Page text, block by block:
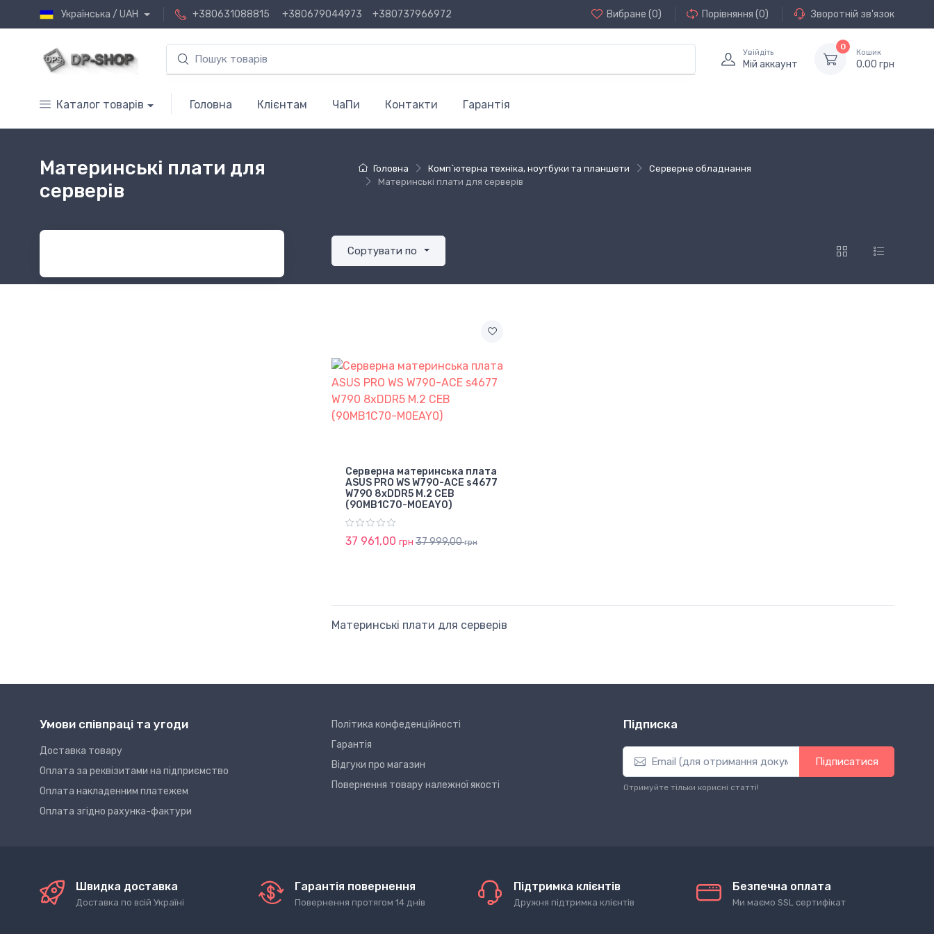
Українська / UAH +380631088815 +380679044973 +380737966972 Вибране (0) Порівняння (0) Зворотній зв'язок
Увійдіть
Мій аккаунт
0
Кошик
0.00 грн
Каталог товарів Головна Клієнтам ЧаПи Контакти Гарантія
Головна Комп`ютерна техніка, ноутбуки та планшети
Серверне обладнання
Материнські плати для серверів
Материнські плати для
серверів
Сортувати по
Серверна материнська плата
ASUS PRO WS W790-ACE s4677
W790 8xDDR5 M.2 CEB
(90MB1C70-M0EAY0)
37 961,00 грн 37 999,00грн
Материнські плати для серверів
Умови співпраці та угоди
Доставка товару
Оплата за реквізитами на підприємство
Оплата накладенним платежем
Оплата згідно рахунка-фактури
Політика конфеденційності
Гарантія
Відгуки про магазин
Повернення товару належної якості
Підписка
Підписатися
Отримуйте тільки корисні статті!
Швидка доставка
Доставка по всій Україні
Гарантія повернення
Повернення протягом 14 днів
Підтримка клієнтів
Дружня підтримка клієнтів
Безпечна оплата
Ми маємо SSL сертифікат